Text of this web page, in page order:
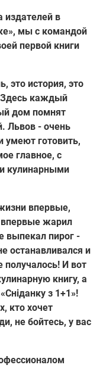
издателей в
мы с командой
первой книги
это история, это
Здесь каждый
дом помнят
Львов - очень
умеют готовить,
главное, с
кулинарными
впервые,
впервые жарил
выпекал пирог -
останавливался и
получалось! И вот
книгу, а
з 1+1»!
кто хочет
не бойтесь, у вас